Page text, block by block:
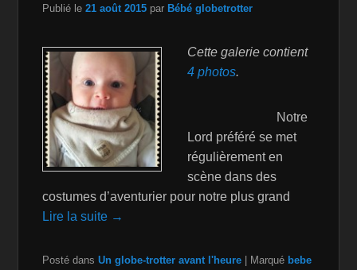
Publié le21 août 2015 par Bébé globetrotter
Cette galerie contient
4 photos.
Notre
Lord préféré se met
régulièrement en
scène dans des
costumes d’aventurier pour notre plus grand
Lire la suite →
Posté dans Un globe-trotter avant l'heure Marqué bebe